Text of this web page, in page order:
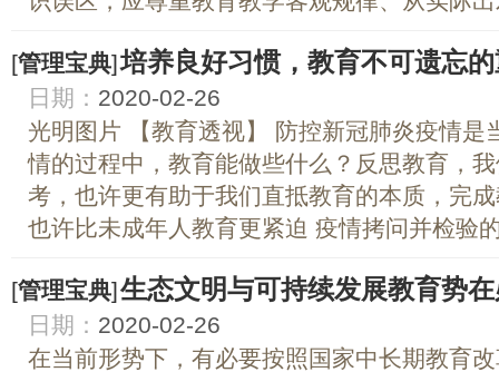
[管理宝典]培养良好习惯，教育不可遗忘
日期： 2020-02-26
光明图片 【教育透视】 防控新冠肺炎疫情是
情的过程中，教育能做些什么？反思教育，
考，也许更有助于我们直抵教育的本质，完
也许比未成年人教育更紧迫 疫情拷问并检验
[管理宝典]生态文明与可持续发展教育势
日期： 2020-02-26
在当前形势下，有必要按照国家中长期教育